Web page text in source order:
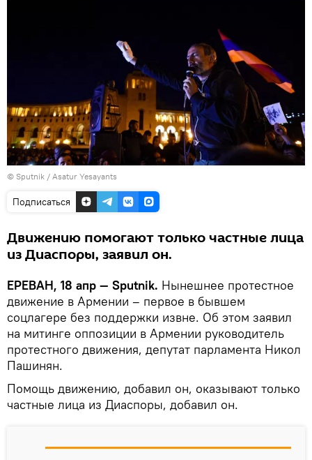
© Sputnik / Asatur Yesayants
Подписаться
Движению помогают только частные лица
из Диаспоры, заявил он.
ЕРЕВАН, 18 апр — Sputnik. Нынешнее протестное
движение в Армении – первое в бывшем
соцлагере без поддержки извне. Об этом заявил
на митинге оппозиции в Армении руководитель
протестного движения, депутат парламента Никол
Пашинян.
Помощь движению, добавил он, оказывают только
частные лица из Диаспоры, добавил он.